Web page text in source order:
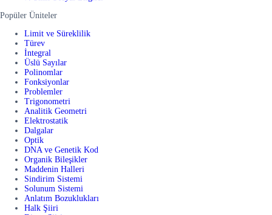
Popüler Üniteler
Limit ve Süreklilik
Türev
İntegral
Üslü Sayılar
Polinomlar
Fonksiyonlar
Problemler
Trigonometri
Analitik Geometri
Elektrostatik
Dalgalar
Optik
DNA ve Genetik Kod
Organik Bileşikler
Maddenin Halleri
Sindirim Sistemi
Solunum Sistemi
Anlatım Bozuklukları
Halk Şiiri